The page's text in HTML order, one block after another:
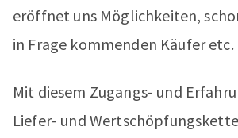
eröffnet uns Möglichkeiten,
in Frage kommenden Käufer
Mit diesem Zugangs- und
Liefer- und